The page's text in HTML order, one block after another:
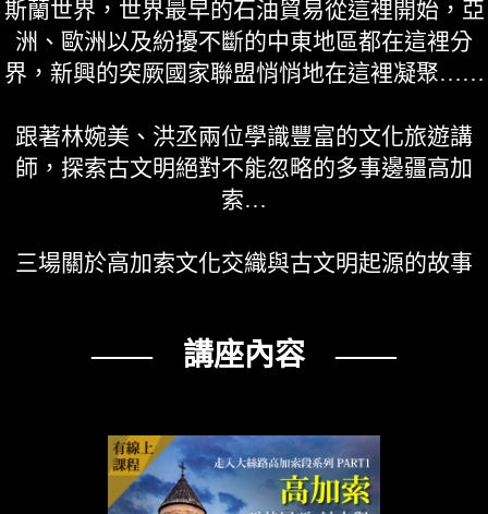
斯蘭世界，世界最早的石油貿易從這裡開始，亞
洲、歐洲以及紛擾不斷的中東地區都在這裡分
界，新興的突厥國家聯盟悄悄地在這裡凝聚……
跟著林婉美、洪丞兩位學識豐富的文化旅遊講
師，探索古文明絕對不能忽略的多事邊疆高加
索…
三場關於高加索文化交織與古文明起源的故事
—— 講座內容 ——